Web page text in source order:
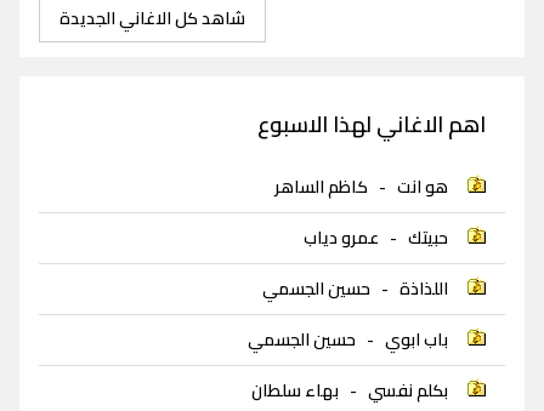
شاهد كل الاغاني الجديدة
اهم الاغاني لهذا الاسبوع
هو انت - كاظم الساهر
حبيتك - عمرو دياب
اللذاذة - حسين الجسمي
باب ابوي - حسين الجسمي
بكلم نفسي - بهاء سلطان